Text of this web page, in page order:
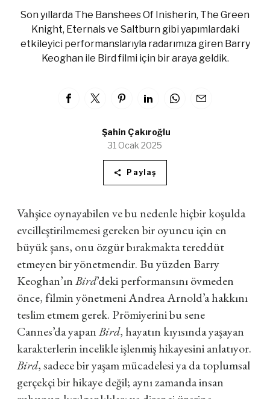
Son yıllarda The Banshees Of Inisherin, The Green
Knight, Eternals ve Saltburn gibi yapımlardaki
etkileyici performanslarıyla radarımıza giren Barry
Keoghan ile Bird filmi için bir araya geldik.
Şahin Çakıroğlu
31 Ocak 2025
Paylaş
Vahşice oynayabilen ve bu nedenle hiçbir koşulda
evcilleştirilmemesi gereken bir oyuncu için en
büyük şans, onu özgür bırakmakta tereddüt
etmeyen bir yönetmendir. Bu yüzden Barry
Keoghan’ınBird’deki performansını övmeden
önce, filmin yönetmeni Andrea Arnold’a hakkını
teslim etmem gerek. Prömiyerini bu sene
Cannes’da yapanBird, hayatın kıyısında yaşayan
karakterlerin incelikle işlenmiş hikayesini anlatıyor.
Bird, sadece bir yaşam mücadelesi ya da toplumsal
gerçekçi bir hikaye değil; aynı zamanda insan